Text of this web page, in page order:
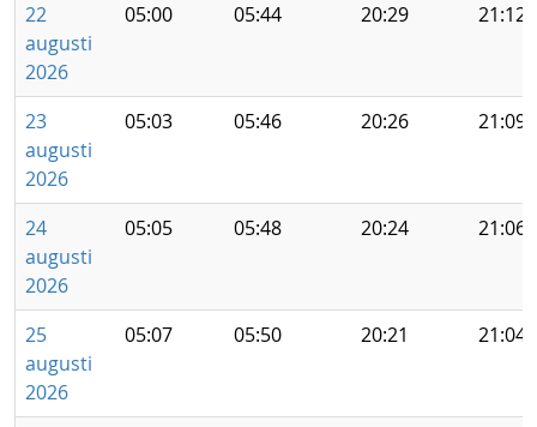
22
augusti
2026
05:00 05:44 20:29 21:12
23
augusti
2026
05:03 05:46 20:26 21:09
24
augusti
2026
05:05 05:48 20:24 21:06
25
augusti
2026
05:07 05:50 20:21 21:04